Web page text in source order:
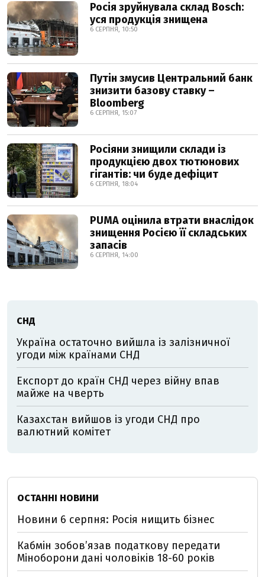
Росія зруйнувала склад Bosch:
уся продукція знищена
6 СЕРПНЯ, 10:50
Путін змусив Центральний банк
знизити базову ставку –
Bloomberg
6 СЕРПНЯ, 15:07
Росіяни знищили склади із
продукцією двох тютюнових
гігантів: чи буде дефіцит
6 СЕРПНЯ, 18:04
PUMA оцінила втрати внаслідок
знищення Росією її складських
запасів
6 СЕРПНЯ, 14:00
СНД
Україна остаточно вийшла із залізничної
угоди між країнами СНД
Експорт до країн СНД через війну впав
майже на чверть
Казахстан вийшов із угоди СНД про
валютний комітет
ОСТАННІ НОВИНИ
Новини 6 серпня: Росія нищить бізнес
Кабмін зобовʼязав податкову передати
Міноборони дані чоловіків 18-60 років